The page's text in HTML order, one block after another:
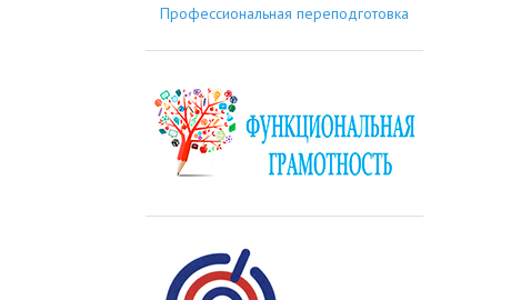
Профессиональная переподготовка